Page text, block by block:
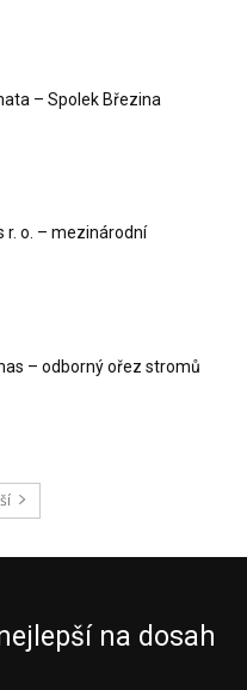
– Spolek Březina
r. o. – mezinárodní
– odborný ořez stromů
na dosah